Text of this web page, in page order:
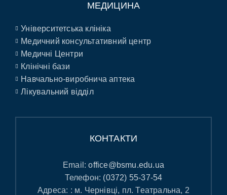
МЕДИЦИНА
Університетська клініка
Медичний консультативний центр
Медичні Центри
Клінічні бази
Навчально-виробнича аптека
Лікувальний відділ
КОНТАКТИ
Email:office@bsmu.edu.ua
Телефон: (0372) 55-37-54
Адреса: : м. Чернівці, пл. Театральна, 2